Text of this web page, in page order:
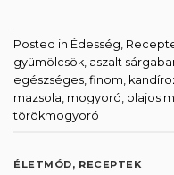
Posted in Édesség
gyümölcsök aszalt
egészséges finom
mazsola mogyoró olajos
törökmogyoró
ÉLETMÓD, RECEPTEK